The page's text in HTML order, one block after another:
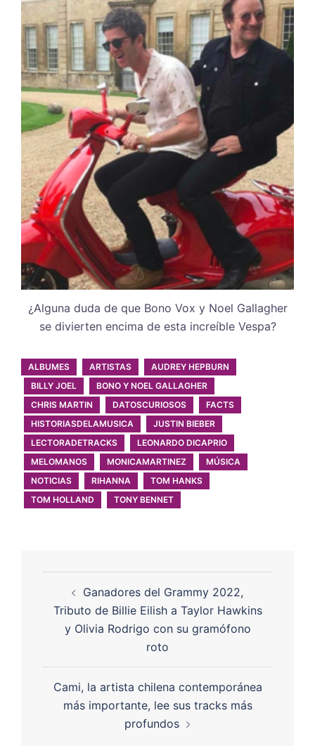
¿Alguna duda de que Bono Vox y Noel Gallagher
se divierten encima de esta increíble Vespa?
ALBUMES ARTISTAS
AUDREY HEPBURN
BILLY JOEL
BONO Y NOEL GALLAGHER
CHRIS MARTIN
DATOSCURIOSOS
FACTS
HISTORIASDELAMUSICA
JUSTIN BIEBER
LECTORADETRACKS
LEONARDO DICAPRIO
MELOMANOS
MONICAMARTINEZ
MÚSICA
NOTICIAS
RIHANNA
TOM HANKS
TOM HOLLAND
TONY BENNET
Ganadores del Grammy 2022,
Tributo de Billie Eilish a Taylor Hawkins
y Olivia Rodrigo con su gramófono
roto
Cami, la artista chilena contemporánea
más importante, lee sus tracks más
profundos